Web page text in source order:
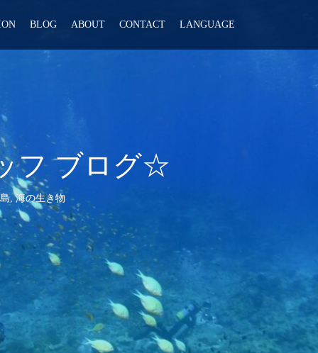
BLOG ABOUT CONTACT LANGUAGE
フ ブログ☆
,海の生き物